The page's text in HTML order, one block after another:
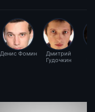
Денис Фомин
Дмитрий
Гудочкин